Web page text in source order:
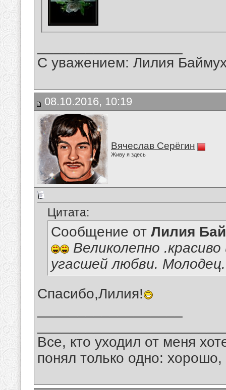
С уважением: Лилия
08.10.2016, 10:19
Вячеслав Серёгин
Живу я здесь
Цитата:
Сообщение от Лилия
Великолепно
угасшей любви.
Спасибо,Лилия!
Все, кто уходил от меня
понял только одно: